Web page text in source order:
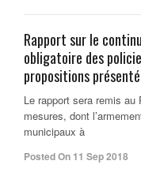
Rapport sur le
obligatoire des
propositions
Le rapport sera remis
mesures, dont
municipaux à
Posted On 11 Sep 2018